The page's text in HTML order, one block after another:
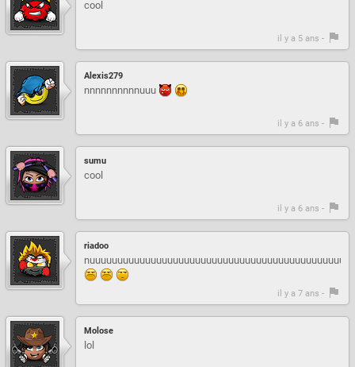
cool
il y a 5 ans -
Alexis279
nnnnnnnnnnuuu
il y a 6 ans -
sumu
cool
il y a 6 ans -
riadoo
il y a 7 ans -
Molose
lol